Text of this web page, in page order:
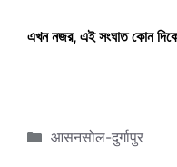
এখন নজর, এই সংঘাত কোন
Categories
आसनसोल-दुर्गापुर